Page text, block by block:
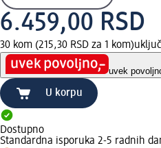
6.459,00 RSD
30 kom (215,30 RSD za 1 kom)
uvek
U korpu
Dostupno
Standardna isporuka 2-5 radnih